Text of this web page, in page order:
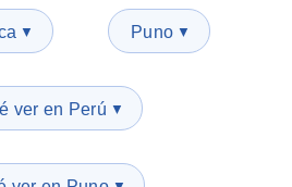
▼ Puno ▼
ver en Perú ▼